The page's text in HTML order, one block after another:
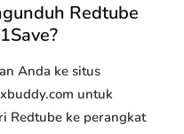
Redtube
Anda ke situs
untuk
Redtube ke perangkat